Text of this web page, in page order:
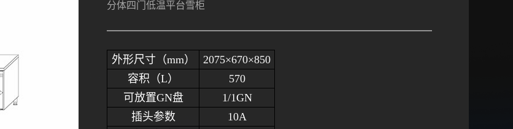
分体四门低温平台雪柜
外形尺寸（mm）
2075×670×850
容积（L）
570
可放置GN盘
1/1GN
插头参数
10A